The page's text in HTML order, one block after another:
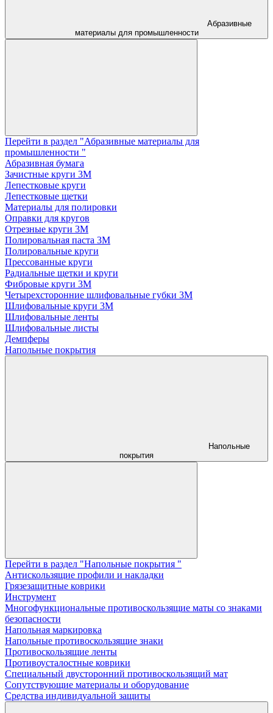
Абразивные
материалы для промышленности
Перейти в раздел "Абразивные материалы для
промышленности "
Абразивная бумага
Зачистные круги 3М
Лепестковые круги
Лепестковые щетки
Материалы для полировки
Оправки для кругов
Отрезные круги 3М
Полировальная паста 3М
Полировальные круги
Прессованные круги
Радиальные щетки и круги
Фибровые круги 3М
Четырехсторонние шлифовальные губки 3M
Шлифовальные круги 3М
Шлифовальные ленты
Шлифовальные листы
Демпферы
Напольные покрытия
Напольные
покрытия
Перейти в раздел "Напольные покрытия "
Aнтискользящие профили и накладки
Грязезащитные коврики
Инструмент
Многофункциональные противоскользящие маты со знаками
безопасности
Напольная маркировка
Напольные противоскользящие знаки
Противоскользящие ленты
Противоусталостные коврики
Специальный двусторонний противоскользящий мат
Сопутствующие материалы и оборудование
Средства индивидуальной защиты